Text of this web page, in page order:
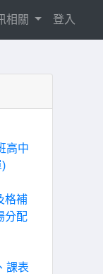
相關 登入
高中
)
格補
分配
課表